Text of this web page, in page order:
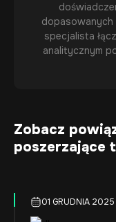
specjalista
analitycznym
Zobacz
poszerzające
01 GRUDNIA 2025